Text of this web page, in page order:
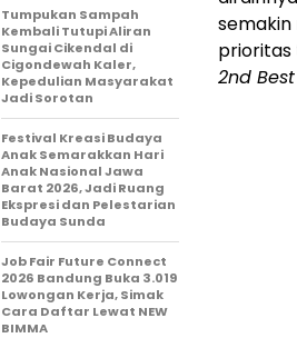
prioritas
2nd
Tumpukan Sampah
Kembali Tutupi Aliran
Sungai Cikendal di
Cigondewah Kaler,
Kepedulian Masyarakat
Jadi Sorotan
Festival Kreasi Budaya
Anak Semarakkan Hari
Anak Nasional Jawa
Barat 2026, Jadi Ruang
Ekspresi dan Pelestarian
Budaya Sunda
Job Fair Future Connect
2026 Bandung Buka 3.019
Lowongan Kerja, Simak
Cara Daftar Lewat NEW
BIMMA